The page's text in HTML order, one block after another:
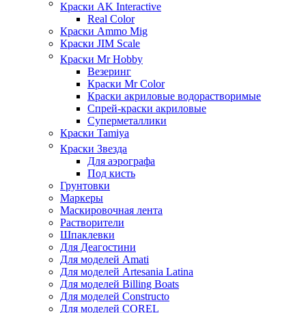
Краски AK Interactive
Real Color
Краски Ammo Mig
Краски JIM Scale
Краски Mr Hobby
Везеринг
Краски Mr Color
Краски акриловые водорастворимые
Спрей-краски акриловые
Суперметаллики
Краски Tamiya
Краски Звезда
Для аэрографа
Под кисть
Грунтовки
Маркеры
Маскировочная лента
Растворители
Шпаклевки
Для Деагостини
Для моделей Amati
Для моделей Artesania Latina
Для моделей Billing Boats
Для моделей Constructo
Для моделей COREL